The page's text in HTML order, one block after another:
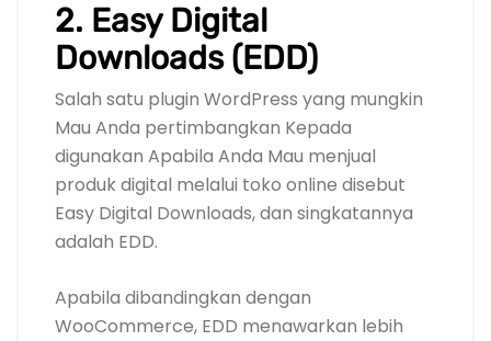
2. Easy Digital
Downloads (EDD)
Salah satu plugin WordPress yang mungkin
Mau Anda pertimbangkan Kepada
digunakan Apabila Anda Mau menjual
produk digital melalui toko online disebut
Easy Digital Downloads, dan singkatannya
adalah EDD.
Apabila dibandingkan dengan
WooCommerce, EDD menawarkan lebih